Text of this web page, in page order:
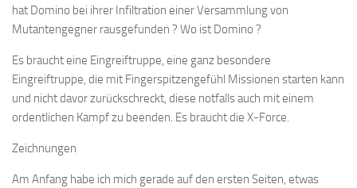
hat Domino bei ihrer Infiltration einer Versammlung von
Mutantengegner rausgefunden ? Wo ist Domino ?
Es braucht eine Eingreiftruppe, eine ganz besondere
Eingreiftruppe, die mit Fingerspitzengefühl Missionen starten kann
und nicht davor zurückschreckt, diese notfalls auch mit einem
ordentlichen Kampf zu beenden. Es braucht die X-Force.
Zeichnungen
Am Anfang habe ich mich gerade auf den ersten Seiten, etwas